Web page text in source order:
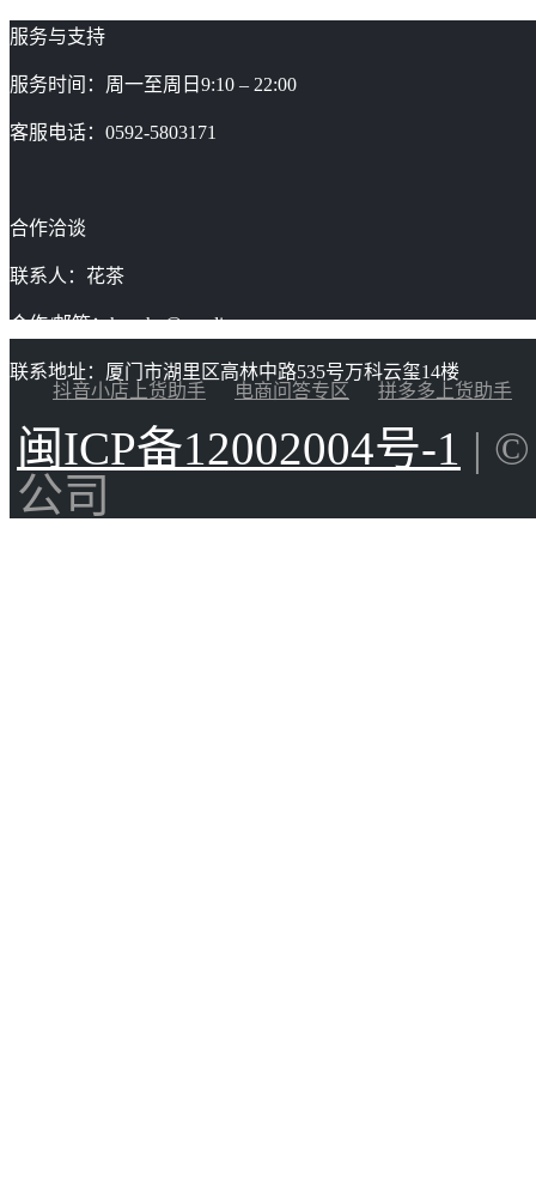
服务与支持
服务时间：周一至周日9:10 – 22:00
客服电话：0592-5803171
合作洽谈
联系人：花茶
合作/邮箱：huacha@gaoding.com
联系地址：厦门市湖里区高林中路535号万科云玺14楼
抖音小店上货助手
电商问答专区 拼多多上货助手
闽ICP备12002004号-1 |
公司